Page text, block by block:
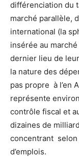
différenciation du
marché parallèle,
international (la
insérée au
dernier lieu de
la nature des
pas propre à l’en
représente
contrôle fiscal et
dizaines de
concentrant
d’emplois.